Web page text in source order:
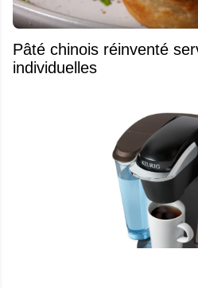
Pâté chinois réinventé
individuelles